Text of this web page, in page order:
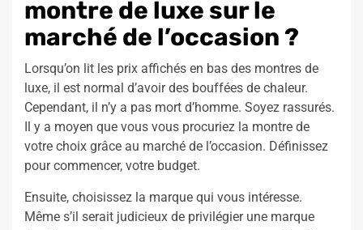
montre de luxe sur le
marché de l’occasion ?
Lorsqu’on lit les prix affichés en bas des montres de
luxe, il est normal d’avoir des bouffées de chaleur.
Cependant, il n’y a pas mort d’homme. Soyez rassurés.
Il y a moyen que vous vous procuriez la montre de
votre choix grâce au marché de l’occasion. Définissez
pour commencer, votre budget.
Ensuite, choisissez la marque qui vous intéresse.
Même s’il serait judicieux de privilégier une marque